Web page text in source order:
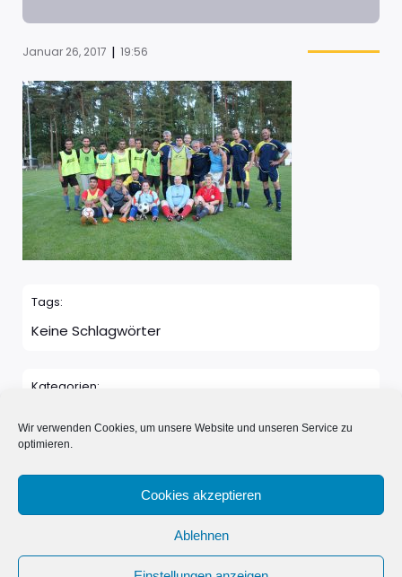
Wir verwenden Cookies, um unsere Website und unseren Service zu
optimieren.
Cookies akzeptieren
Ablehnen
Januar 26, 2017 | 19:56
Tags:
Keine Schlagwörter
Kategorien:
© 2026 Neue Nachbarn in Schönwalde e.V.. Erstellt mit